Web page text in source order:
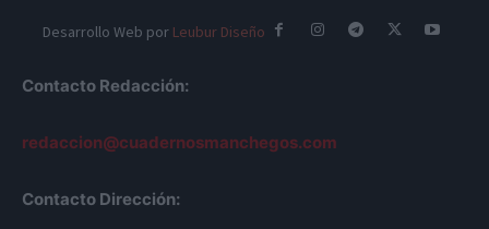
Desarrollo Web por Leubur Diseño
Contacto Redacción:
redaccion@cuadernosmanchegos.com
Contacto Dirección: